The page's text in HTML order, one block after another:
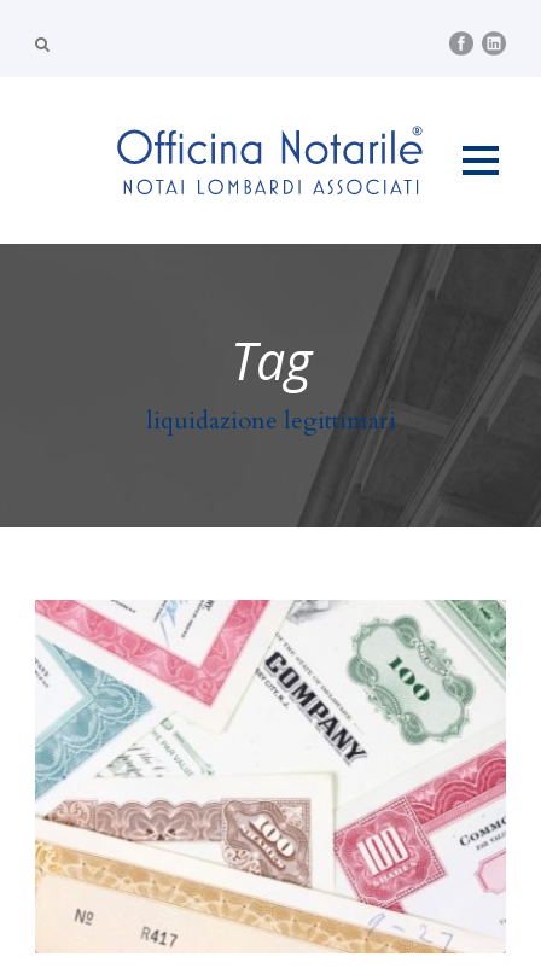
Tag
liquidazione legittimari